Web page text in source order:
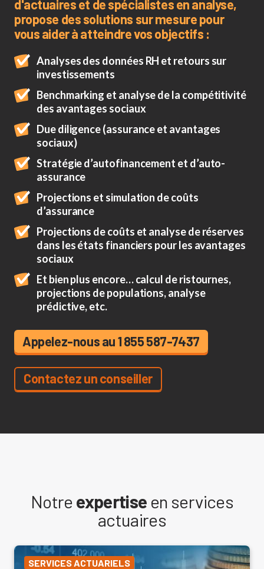
d'actuaires et de spécialistes en analyse,
propose des solutions sur mesure pour
vous aider à atteindre vos objectifs :
Analyses des données RH et retours sur
investissements
Benchmarking et analyse de la compétitivité
des avantages sociaux
Due diligence (assurance et avantages
sociaux)
Stratégie d’autofinancement et d’auto-
assurance
Projections et simulation de coûts
d’assurance
Projections de coûts et analyse de réserves
dans les états financiers pour les avantages
sociaux
Et bien plus encore… calcul de ristournes,
projections de populations, analyse
prédictive, etc.
Appelez-nous au 1 855 587-7437
Contactez un conseiller
Notreexpertise en services
actuaires
SERVICES ACTUARIELS